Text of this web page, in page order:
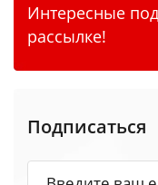
Интересные
рассылке!
Подписаться